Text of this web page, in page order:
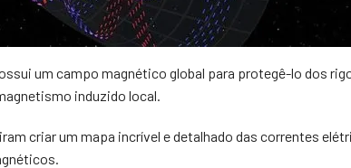
um campo magnético global para protegê-lo dos
induzido local.
criar um mapa incrível e detalhado das correntes